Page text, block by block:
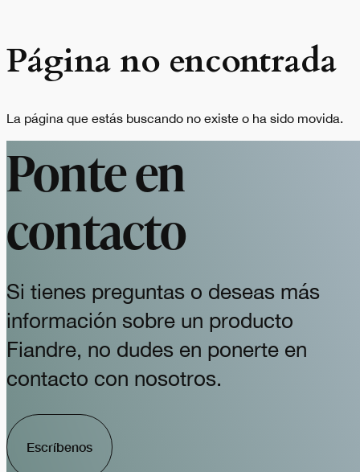
Página no encontrada
La página que estás buscando no existe o ha sido movida.
Ponte en
contacto
Si tienes preguntas o deseas más
información sobre un producto
Fiandre, no dudes en ponerte en
contacto con nosotros.
Escríbenos